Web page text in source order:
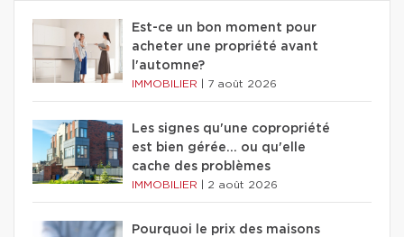
Est-ce un bon moment pour
acheter une propriété avant
l'automne?
IMMOBILIER 7 août 2026
Les signes qu'une copropriété
est bien gérée… ou qu'elle
cache des problèmes
IMMOBILIER 2 août 2026
Pourquoi le prix des maisons